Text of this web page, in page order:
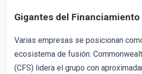
Gigantes del Financiamiento
Varias empresas se posicionan
ecosistema de fusión:
(CFS) lidera el grupo con